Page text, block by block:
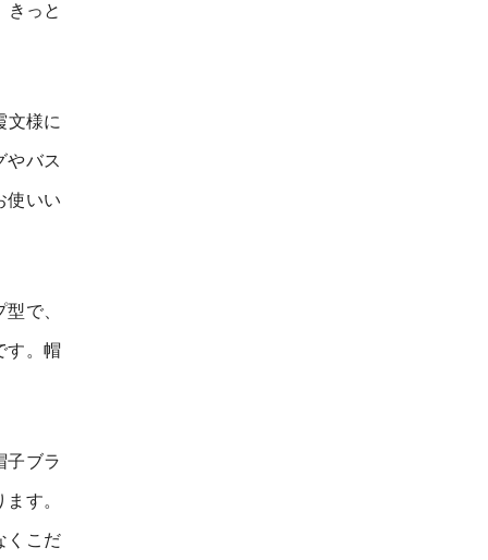
きっと
文様に
やバス
使いい
で、
す。帽
子ブラ
す。
くこだ